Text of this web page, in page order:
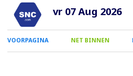
naar
inhoud
vr 07 Aug 2026
0
Smartphone
VOORPAGINA NET BINNEN